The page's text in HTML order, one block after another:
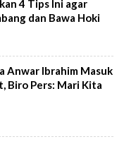
4 Tips Ini agar
dan Bawa Hoki
Anwar Ibrahim Masuk
Biro Pers: Mari Kita